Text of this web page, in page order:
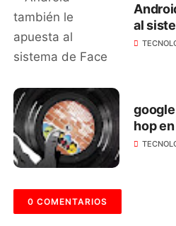
al
hop
0 COMENTARIOS